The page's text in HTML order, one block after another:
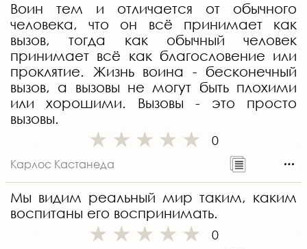
Воин тем и отличается от обычного
человека, что он всё принимает как
вызов, тогда как обычный человек
принимает всё как благословение или
проклятие. Жизнь воина - бесконечный
вызов, а вызовы не могут быть плохими
или хорошими. Вызовы - это просто
вызовы.
0
Карлос Кастанеда
Мы видим реальный мир таким, каким
воспитаны его воспринимать.
0